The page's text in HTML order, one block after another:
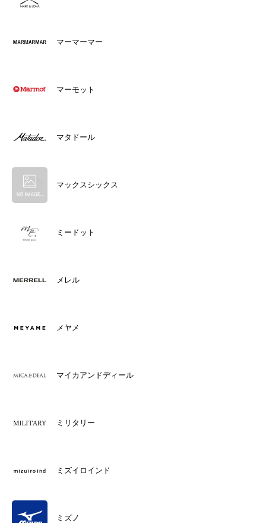
マーマーマー
マーモット
マタドール
マックスシックス
ミードット
メレル
メヤメ
マイカアンドディール
ミリタリー
ミズイロインド
ミズノ